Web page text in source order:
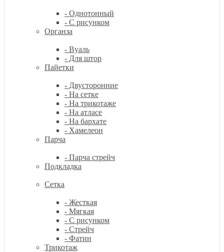
- Однотонный
- С рисунком
Органза
- Вуаль
- Для штор
Пайетки
- Двусторонние
- На сетке
- На трикотаже
- На атласе
- На бархате
- Хамелеон
Парча
- Парча стрейч
Подкладка
Сетка
- Жесткая
- Мягкая
- С рисунком
- Стрейч
- Фатин
Трикотаж